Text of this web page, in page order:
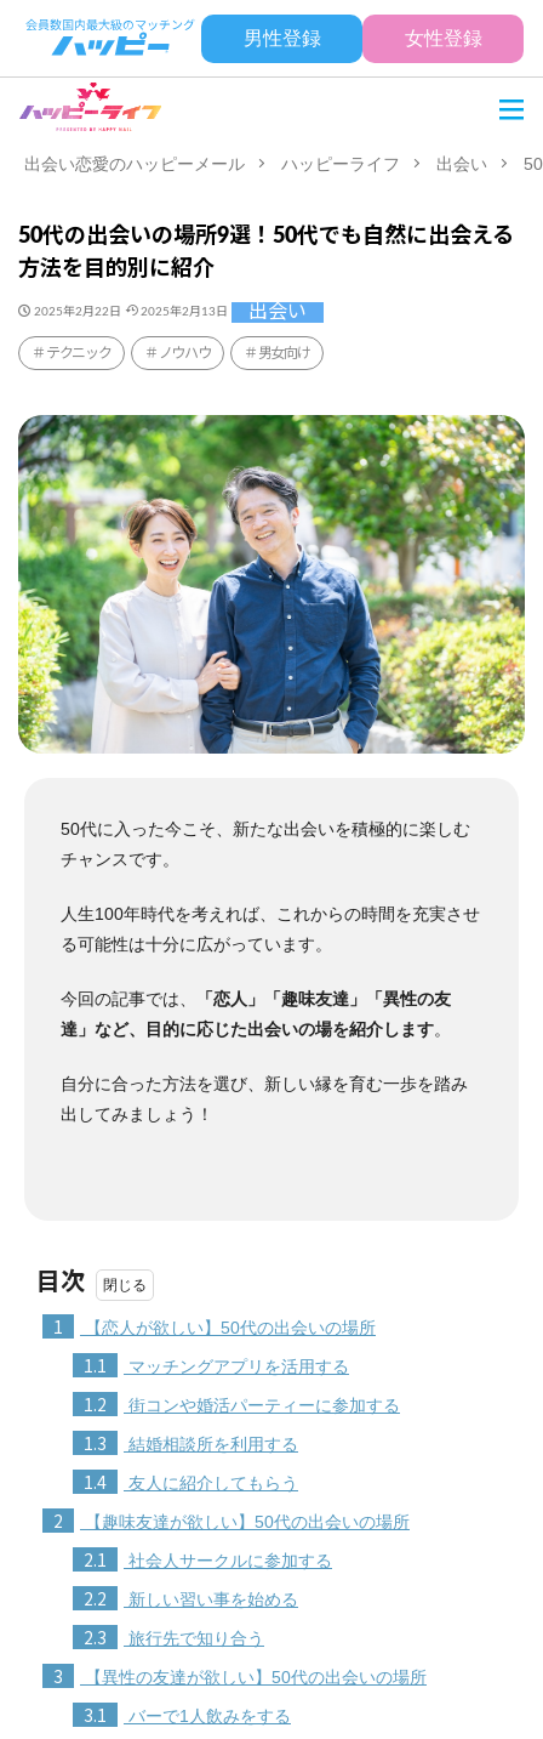
男性登録 女性登録
出会い恋愛のハッピーメール ハッピーライフ 出会い
50代の出会いの場所9選！50代でも自然に出会える
方法を目的別に紹介
2025年2月22日 2025年2月13日 出会い
テクニック ノウハウ 男女向け
50代に入った今こそ、新たな出会いを積極的に楽しむ
チャンスです。
人生100年時代を考えれば、これからの時間を充実させ
る可能性は十分に広がっています。
今回の記事では、
「恋人」「趣味友達」「異性の友
達」など、目的に応じた出会いの場を紹介します。
自分に合った方法を選び、新しい縁を育む一歩を踏み
出してみましょう！
目次
1 【恋人が欲しい】50代の出会いの場所
1.1 マッチングアプリを活用する
1.2 街コンや婚活パーティーに参加する
1.3 結婚相談所を利用する
1.4 友人に紹介してもらう
2 【趣味友達が欲しい】50代の出会いの場所
2.1 社会人サークルに参加する
2.2 新しい習い事を始める
2.3 旅行先で知り合う
3 【異性の友達が欲しい】50代の出会いの場所
3.1 バーで1人飲みをする